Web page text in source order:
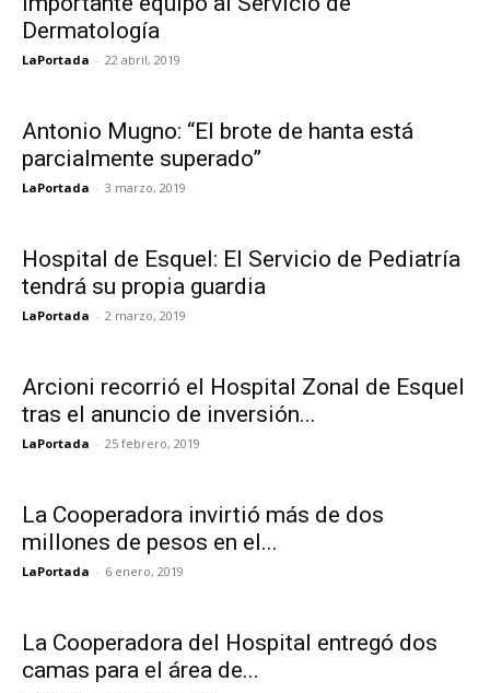
Dermatología
LaPortada - 22 abril, 2019
Antonio Mugno: “El brote de hanta está
parcialmente superado”
LaPortada - 3 marzo, 2019
Hospital de Esquel: El Servicio de Pediatría
tendrá su propia guardia
LaPortada - 2 marzo, 2019
Arcioni recorrió el Hospital Zonal de Esquel
tras el anuncio de inversión...
LaPortada - 25 febrero, 2019
La Cooperadora invirtió más de dos
millones de pesos en el...
LaPortada - 6 enero, 2019
La Cooperadora del Hospital entregó dos
camas para el área de...